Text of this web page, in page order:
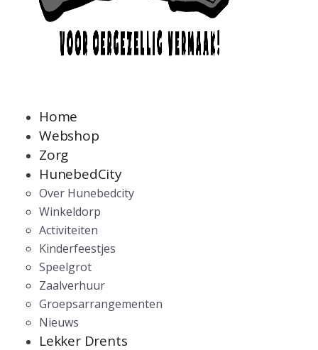
Home
Webshop
Zorg
HunebedCity
Over Hunebedcity
Winkeldorp
Activiteiten
Kinderfeestjes
Speelgrot
Zaalverhuur
Groepsarrangementen
Nieuws
Lekker Drents